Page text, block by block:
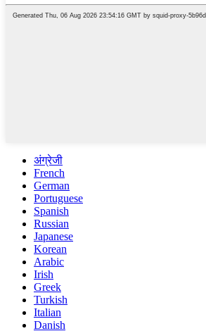
अंग्रेजी
French
German
Portuguese
Spanish
Russian
Japanese
Korean
Arabic
Irish
Greek
Turkish
Italian
Danish